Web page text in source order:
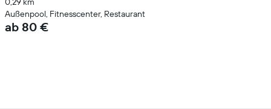
Außenpool, Fitnesscenter, Restaurant
ab 80 €